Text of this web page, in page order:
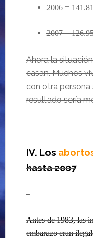
2006 =
2007 =
Ahora la situaci
casan. Muchos
con otra persona
resultado sería
IV. Los
hasta 2007
…
Antes de 1983, las
embarazo eran